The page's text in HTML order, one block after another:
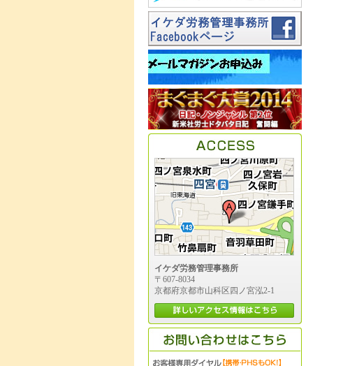
イケダ労務管理事務所
〒607-8034
京都府京都市山科区四ノ宮泓2-1